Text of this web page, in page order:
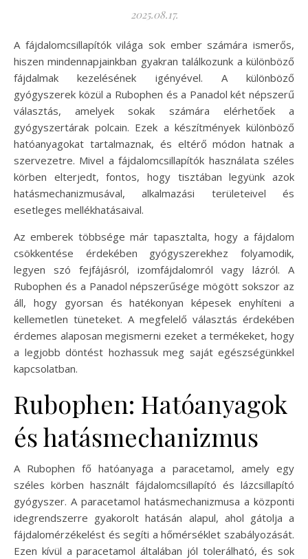
2025.08.17.
A fájdalomcsillapítók világa sok ember számára ismerős,
hiszen mindennapjainkban gyakran találkozunk a különböző
fájdalmak kezelésének igényével. A különböző
gyógyszerek közül a Rubophen és a Panadol két népszerű
választás, amelyek sokak számára elérhetőek a
gyógyszertárak polcain. Ezek a készítmények különböző
hatóanyagokat tartalmaznak, és eltérő módon hatnak a
szervezetre. Mivel a fájdalomcsillapítók használata széles
körben elterjedt, fontos, hogy tisztában legyünk azok
hatásmechanizmusával, alkalmazási területeivel és
esetleges mellékhatásaival.
Az emberek többsége már tapasztalta, hogy a fájdalom
csökkentése érdekében gyógyszerekhez folyamodik,
legyen szó fejfájásról, izomfájdalomról vagy lázról. A
Rubophen és a Panadol népszerűsége mögött sokszor az
áll, hogy gyorsan és hatékonyan képesek enyhíteni a
kellemetlen tüneteket. A megfelelő választás érdekében
érdemes alaposan megismerni ezeket a termékeket, hogy
a legjobb döntést hozhassuk meg saját egészségünkkel
kapcsolatban.
Rubophen: Hatóanyagok
és hatásmechanizmus
A Rubophen fő hatóanyaga a paracetamol, amely egy
széles körben használt fájdalomcsillapító és lázcsillapító
gyógyszer. A paracetamol hatásmechanizmusa a központi
idegrendszerre gyakorolt hatásán alapul, ahol gátolja a
fájdalomérzékelést és segíti a hőmérséklet szabályozását.
Ezen kívül a paracetamol általában jól tolerálható, és sok